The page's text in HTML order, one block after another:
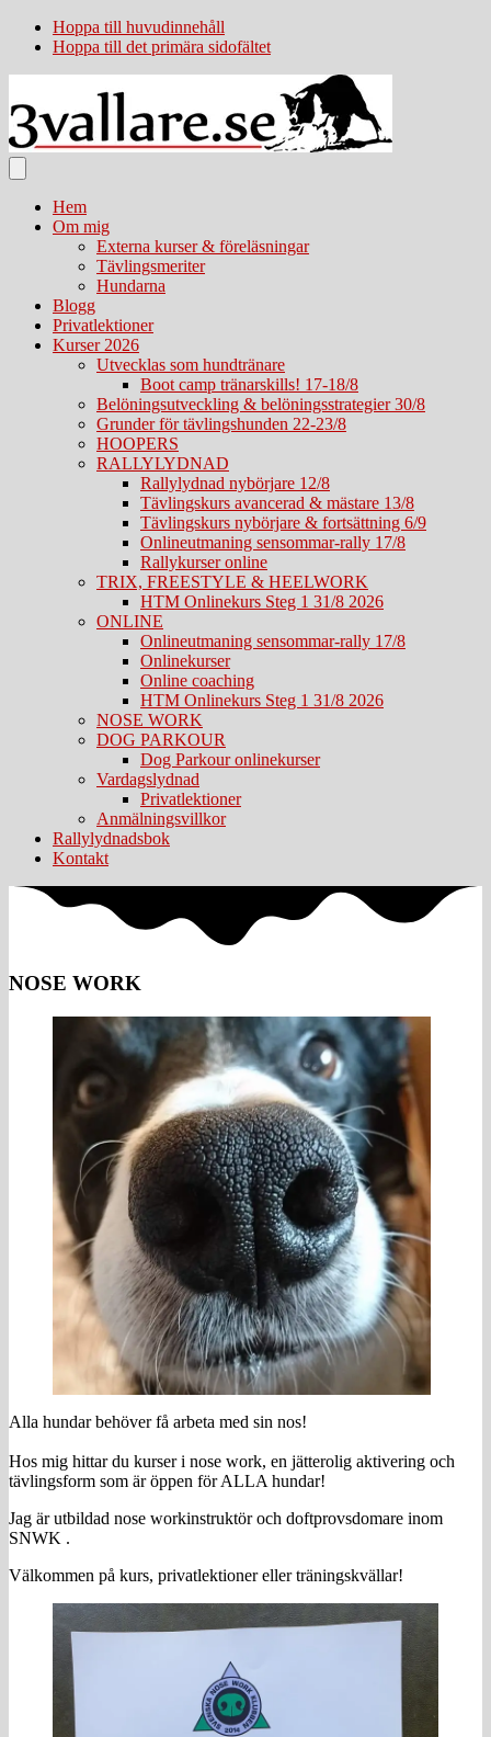
Hoppa till huvudinnehåll
Hoppa till det primära sidofältet
Hem
Om mig
Externa kurser & föreläsningar
Tävlingsmeriter
Hundarna
Blogg
Privatlektioner
Kurser 2026
Utvecklas som hundtränare
Boot camp tränarskills! 17-18/8
Belöningsutveckling & belöningsstrategier 30/8
Grunder för tävlingshunden 22-23/8
HOOPERS
RALLYLYDNAD
Rallylydnad nybörjare 12/8
Tävlingskurs avancerad & mästare 13/8
Tävlingskurs nybörjare & fortsättning 6/9
Onlineutmaning sensommar-rally 17/8
Rallykurser online
TRIX, FREESTYLE & HEELWORK
HTM Onlinekurs Steg 1 31/8 2026
ONLINE
Onlineutmaning sensommar-rally 17/8
Onlinekurser
Online coaching
HTM Onlinekurs Steg 1 31/8 2026
NOSE WORK
DOG PARKOUR
Dog Parkour onlinekurser
Vardagslydnad
Privatlektioner
Anmälningsvillkor
Rallylydnadsbok
Kontakt
NOSE WORK
Alla hundar behöver få arbeta med sin nos!
Hos mig hittar du kurser i nose work, en jätterolig aktivering och
tävlingsform som är öppen för ALLA hundar!
Jag är utbildad nose workinstruktör och doftprovsdomare inom
SNWK .
Välkommen på kurs, privatlektioner eller träningskvällar!